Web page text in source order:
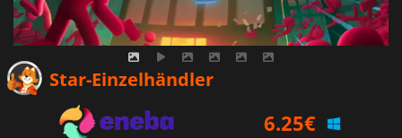
Star-Einzelhändler
6.25€